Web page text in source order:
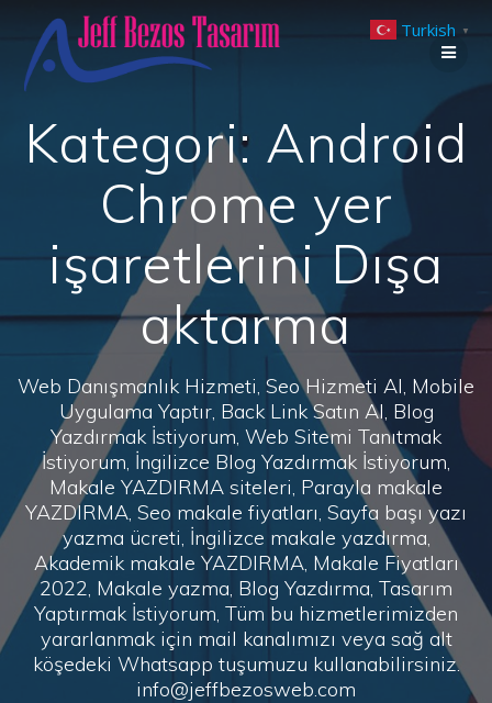
to
Kategori: Android
Chrome yer
işaretlerini Dışa
aktarma
Web Danışmanlık Hizmeti, Seo Hizmeti Al, Mobile
Uygulama Yaptır, Back Link Satın Al, Blog
Yazdırmak İstiyorum, Web Sitemi Tanıtmak
İstiyorum, İngilizce Blog Yazdırmak İstiyorum,
Makale YAZDIRMA siteleri, Parayla makale
YAZDIRMA, Seo makale fiyatları, Sayfa başı yazı
yazma ücreti, İngilizce makale yazdırma,
Akademik makale YAZDIRMA, Makale Fiyatları
2022, Makale yazma, Blog Yazdırma, Tasarım
Yaptırmak İstiyorum, Tüm bu hizmetlerimizden
yararlanmak için mail kanalımızı veya sağ alt
köşedeki Whatsapp tuşumuzu kullanabilirsiniz.
info@jeffbezosweb.com
Turkish ▼